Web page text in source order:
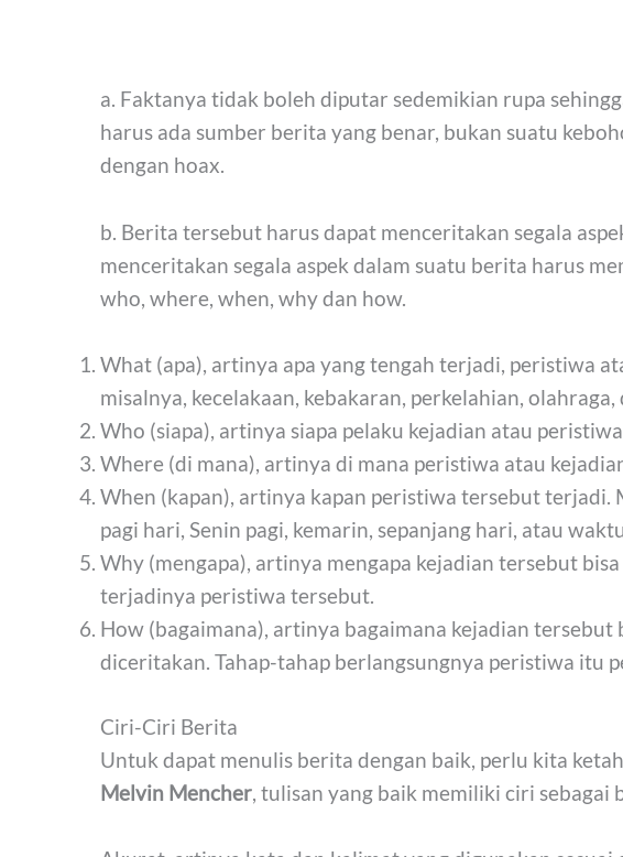
a. Faktanya tidak boleh diputar sedemikian rupa
harus ada sumber berita yang benar, bukan suatu
dengan hoax.
b. Berita tersebut harus dapat menceritakan segala
menceritakan segala aspek dalam suatu berita harus
who, where, when, why dan how.
What (apa), artinya apa yang tengah terjadi, peristiwa
misalnya, kecelakaan, kebakaran, perkelahian,
Who (siapa), artinya siapa pelaku kejadian atau
Where (di mana), artinya di mana peristiwa atau
When (kapan), artinya kapan peristiwa tersebut terjadi.
pagi hari, Senin pagi, kemarin, sepanjang hari, atau
Why (mengapa), artinya mengapa kejadian tersebut
terjadinya peristiwa tersebut.
How (bagaimana), artinya bagaimana kejadian tersebut
diceritakan. Tahap-tahap berlangsungnya peristiwa itu
Ciri-Ciri Berita
Untuk dapat menulis berita dengan baik, perlu kita
Melvin Mencher, tulisan yang baik memiliki ciri sebagai